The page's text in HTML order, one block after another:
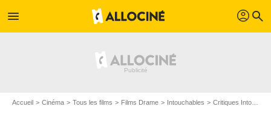
menu profil search
Accueil Cinéma Tous les films Films Drame Intouchables Critiques Intouchables